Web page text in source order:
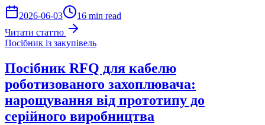
2026-06-03
16 min read
Читати статтю
Посібник із закупівель
Посібник RFQ для кабелю
роботизованого захоплювача:
нарощування від прототипу до
серійного виробництва